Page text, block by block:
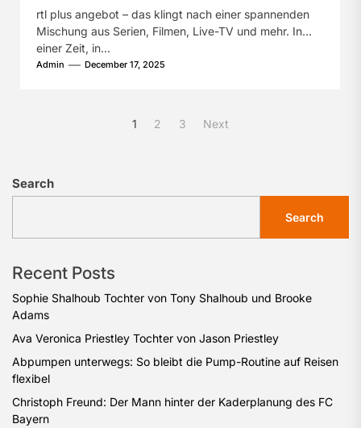
rtl plus angebot – das klingt nach einer spannenden
Mischung aus Serien, Filmen, Live-TV und mehr. In
einer Zeit, in...
Admin December 17, 2025
1 2 3 Next
Search
Search
Recent Posts
Sophie Shalhoub Tochter von Tony Shalhoub und Brooke
Adams
Ava Veronica Priestley Tochter von Jason Priestley
Abpumpen unterwegs: So bleibt die Pump-Routine auf Reisen
flexibel
Christoph Freund: Der Mann hinter der Kaderplanung des FC
Bayern